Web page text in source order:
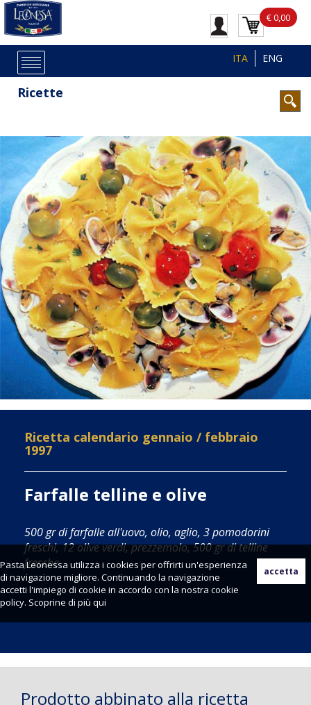
Pasta Leonessa utilizza i cookies per offrirti un'esperienza
di navigazione migliore. Continuando la navigazione
accetti l'impiego di cookie in accordo con la nostra cookie
policy. Scoprine di più qui
€ 0,00
ITA ENG
Ricette
Ricetta calendario gennaio / febbraio
1997
Farfalle telline e olive
500 gr di farfalle all'uovo, olio, aglio, 3 pomodorini
freschi, 12 olive verdi, prezzemolo, 500 gr di telline
fresche.
Prodotto abbinato alla ricetta